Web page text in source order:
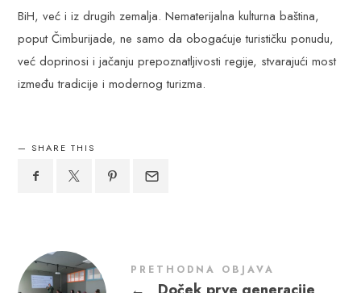
BiH, već i iz drugih zemalja. Nematerijalna kulturna baština,
poput Čimburijade, ne samo da obogaćuje turističku ponudu,
već doprinosi i jačanju prepoznatljivosti regije, stvarajući most
između tradicije i modernog turizma.
SHARE THIS
PRETHODNA OBJAVA